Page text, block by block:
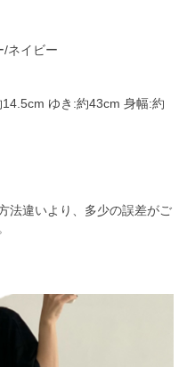
/ネイビー
ゆき:約43cm 身幅:約
法違いより、多少の誤差がご